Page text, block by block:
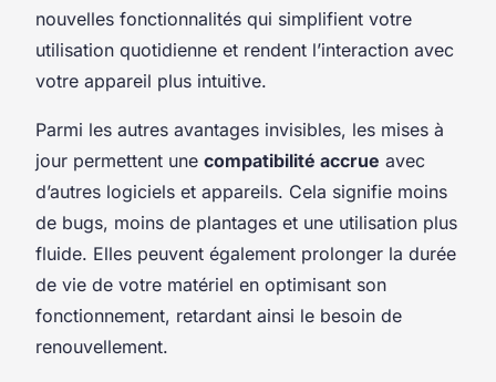
nouvelles fonctionnalités qui simplifient votre
utilisation quotidienne et rendent l’interaction avec
votre appareil plus intuitive.
Parmi les autres avantages invisibles, les mises à
jour permettent une compatibilité accrue avec
d’autres logiciels et appareils. Cela signifie moins
de bugs, moins de plantages et une utilisation plus
fluide. Elles peuvent également prolonger la durée
de vie de votre matériel en optimisant son
fonctionnement, retardant ainsi le besoin de
renouvellement.